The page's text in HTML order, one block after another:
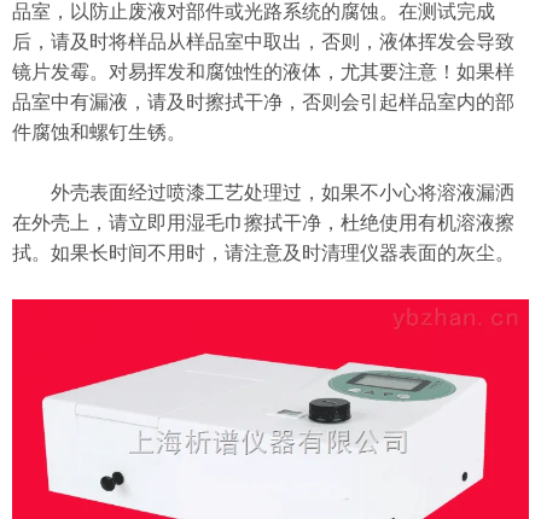
品室，以防止废液对部件或光路系统的腐蚀。在测试完成
后，请及时将样品从样品室中取出，否则，液体挥发会导致
镜片发霉。对易挥发和腐蚀性的液体，尤其要注意！如果样
品室中有漏液，请及时擦拭干净，否则会引起样品室内的部
件腐蚀和螺钉生锈。
外壳表面经过喷漆工艺处理过，如果不小心将溶液漏洒
在外壳上，请立即用湿毛巾擦拭干净，杜绝使用有机溶液擦
拭。如果长时间不用时，请注意及时清理仪器表面的灰尘。